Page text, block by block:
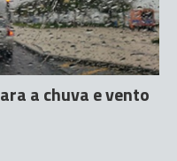
a chuva e vento